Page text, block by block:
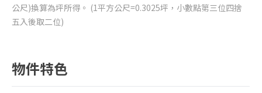
公尺)換算為坪所得。 (1平方公尺=0.3025坪，小數點第三位四捨
五入後取二位)
物件特色